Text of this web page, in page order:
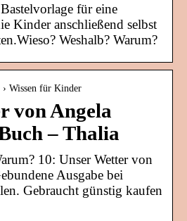
für eine
Kinder anschließend selbst
Weshalb? Warum?
Wissen für Kinder
von Angela
– Thalia
10: Unser Wetter von
Ausgabe bei
Gebraucht günstig kaufen